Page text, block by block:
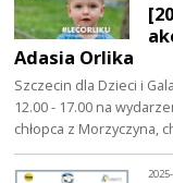
Adasia Orlika
Szczecin dla Dzieci i
12.00 - 17.00 na
chłopca z Morzyczyna,